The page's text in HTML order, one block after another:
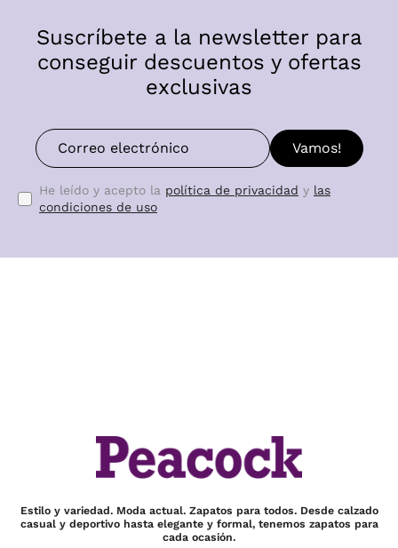
Suscríbete a la newsletter para
conseguir descuentos y ofertas
exclusivas
Vamos!
He leído y acepto la política de privacidad y las
condiciones de uso
Estilo y variedad. Moda actual. Zapatos para todos. Desde calzado
casual y deportivo hasta elegante y formal, tenemos zapatos para
cada ocasión.